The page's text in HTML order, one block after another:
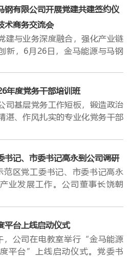
领域工作实际，对下半年各项重
具体要求。
上半年，金马能源（集团）顶住
境带来的巨大压力，重点围绕机
、绩效激励赋能、党建凝聚合力
开展各项工作，整体推进有序，
著。一是生产经营稳中有进、经
善；二是降本增效全面落地、支
现；三是管理变革全面展开、规
营。
在总结上半年成绩和进步的同
该清醒地看到，金马能源在很多
题，下半年经营发展依旧困难重
挑战持续凸显，各级管理者与广
心聚力、众志成城攻坚克难，重
坚战役：一是全力打赢金马集团
战，锚定集团全年盈利、本部利
召开庆祝建党105周年暨“七
。公司党委书记、总经理杜轶峰
授专题党课，公司党建专员刘年
公司党政班子成员、优秀共产党
及部分党员代表等120余人参加
批准预备党员转正和接收新党员
体党员重温入党誓词。会议宣读
2026年先进党支部、优秀党务工
秀党务工作者、优秀共产党员代
、
总经 理杜轶峰 带领大家 共同感
征程，并对公司党建后续工作提
。他指出， 站在建党105周年的
、忧党、兴党、护党之情，转化
推动企业发展的实际行动。
全党上下正在深入开展树立和践
钢有限公司开展党建共建签约仪
术商务交流会
建与业务深度融合，强化产业链
新，6月26日，金马能源与马钢
交流会。本次活动以 “党建融通
政治引领稳固供应链发展
务深度对接与党建融合共建两大
统开展技术商务交流、红色教育
建签约，切实以党建为纽带凝聚
管理部、运输部、炼铁厂、原料
测中心等部门的领导及技术负责
与金马营销、采购、运管、技
指标适配与稳定管控；高炉使用
效技术；采购质检物流全流程协
、智能工厂与安全管理等四个核
入研讨。与会人员结合半年度工
年度党务干部培训班
司基层党务工作短板，锻造政治
湛、作风扎实的专业化党务干部
度党务干部培训班。示范区党工
一科干部任帅凯，市委党校讲师
。公司党委书记、总经理杜轶峰
并作动员讲话。
党务干部是公司党建工作的骨干
作提出了新的更高要求，也对大
提出了新的挑战。举办这次培训
就是帮助大家进一步夯实理论基
书记、市委书记高永到公司调研
范区党工委书记、市委书记高永
业发展工作。公司董事长饶朝
企业生产运营情况，详细了解当
状，认真听取产业布局、技术研
等方面的情况汇报，并通过智能
入了解企业安全生产和环保管控
就进一步抓实安全与环保工作提
平台上线启动仪式
，公司在电教室举行“金马能源
度平台”上线启动仪式。党委书